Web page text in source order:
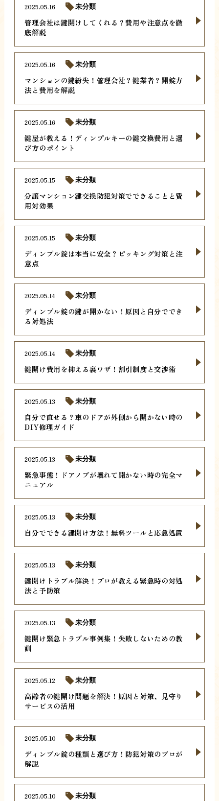
管理会社は鍵開けしてくれる？費用や注意点を徹
底解説
2025.05.16 未分類
マンションの鍵紛失！管理会社？鍵業者？開錠方
法と費用を解説
2025.05.16 未分類
鍵屋が教える！ディンプルキーの鍵交換費用と選
び方のポイント
2025.05.16 未分類
分譲マンション鍵交換防犯対策でできることと費
用対効果
2025.05.15 未分類
ディンプル錠は本当に安全？ピッキング対策と注
意点
2025.05.15 未分類
ディンプル錠の鍵が開かない！原因と自分ででき
る対処法
2025.05.14 未分類
鍵開け費用を抑える裏ワザ！割引制度と交渉術
2025.05.14 未分類
自分で直せる？車のドアが外側から開かない時の
DIY修理ガイド
2025.05.13 未分類
緊急事態！ドアノブが壊れて開かない時の完全マ
ニュアル
2025.05.13 未分類
自分でできる鍵開け方法！無料ツールと応急処置
2025.05.13 未分類
鍵開けトラブル解決！プロが教える緊急時の対処
法と予防策
2025.05.13 未分類
鍵開け緊急トラブル事例集！失敗しないための教
訓
2025.05.13 未分類
高齢者の鍵開け問題を解決！原因と対策、見守り
サービスの活用
2025.05.12 未分類
ディンプル錠の種類と選び方！防犯対策のプロが
解説
2025.05.10 未分類
2025.05.10 未分類